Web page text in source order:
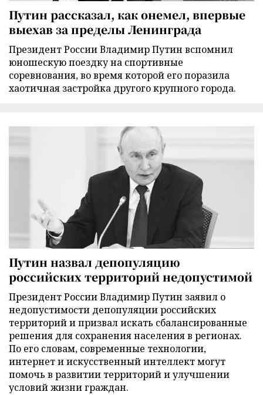
Путин рассказал, как онемел, впервые
выехав за пределы Ленинграда
Президент России Владимир Путин вспомнил
юношескую поездку на спортивные
соревнования, во время которой его поразила
хаотичная застройка другого крупного города.
Путин назвал депопуляцию
российских территорий недопустимой
Президент России Владимир Путин заявил о
недопустимости депопуляции российских
территорий и призвал искать сбалансированные
решения для сохранения населения в регионах.
По его словам, современные технологии,
интернет и искусственный интеллект могут
помочь в развитии территорий и улучшении
условий жизни граждан.